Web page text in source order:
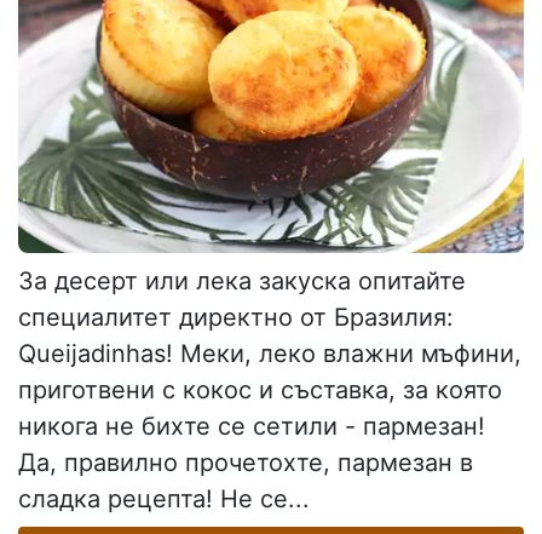
За десерт или лека закуска опитайте
специалитет директно от Бразилия:
Queijadinhas! Меки, леко влажни мъфини,
приготвени с кокос и съставка, за която
никога не бихте се сетили - пармезан!
Да, правилно прочетохте, пармезан в
сладка рецепта! Не се...